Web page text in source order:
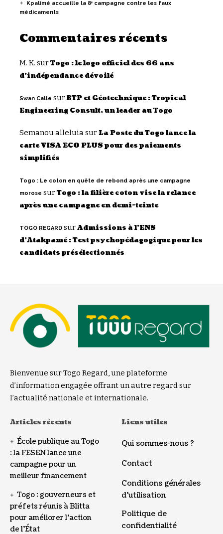
Kpalimé accueille la 8ᵉ campagne contre les faux
médicaments
Commentaires récents
M. K. surTogo : le logo officiel des 66 ans
d’indépendance dévoilé
Swan Calle surBTP et Géotechnique : Tropical
Engineering Consult, un leader au Togo
Semanou alleluiasurLa Poste du Togo lance la
carte VISA ECO PLUS pour des paiements
simplifiés
Togo : Le coton en quête de rebond après une campagne
morose surTogo : la filière coton vise la relance
après une campagne en demi-teinte
TOGO REGARD surAdmissions à l’ENS
d’Atakpamé : Test psychopédagogique pour les
candidats présélectionnés
Bienvenue sur Togo Regard, une plateforme
d’information engagée offrant un autre regard sur
l’actualité nationale et internationale.
Articles récents
École publique au Togo
: la FESEN lance une
campagne pour un
meilleur financement
Togo : gouverneurs et
préfets réunis à Blitta
pour améliorer l’action
de l’État
Liens utiles
Qui sommes-nous ?
Contact
Conditions générales
d’utilisation
Politique de
confidentialité